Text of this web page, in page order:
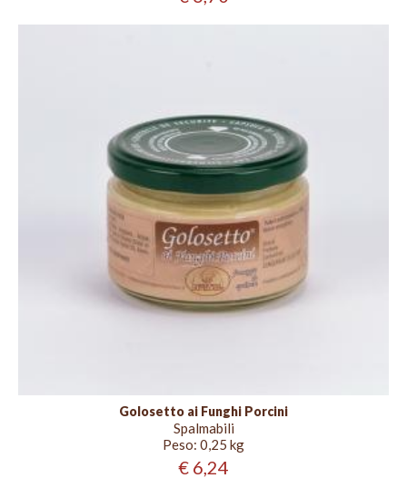
Golosetto ai Funghi Porcini
Spalmabili
Peso: 0,25 kg
€ 6,24